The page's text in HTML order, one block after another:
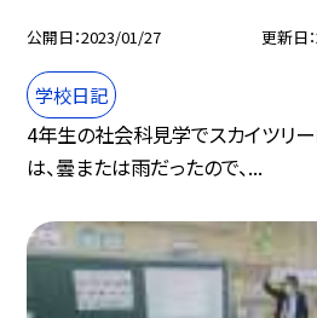
公開日 2023/01/27 更新日
学校日記
4年生の社会科見学でスカイツリー
は、曇または雨だったので、...